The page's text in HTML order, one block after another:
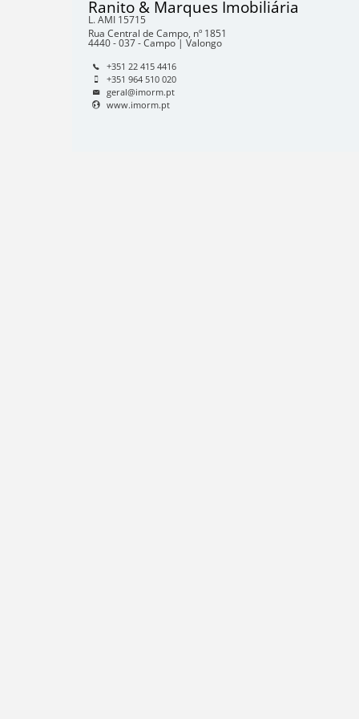
Ranito & Marques Imobiliária
L. AMI 15715
Rua Central de Campo, nº 1851
4440 - 037 - Campo | Valongo
+351 22 415 4416
+351 964 510 020
geral@imorm.pt
www.imorm.pt